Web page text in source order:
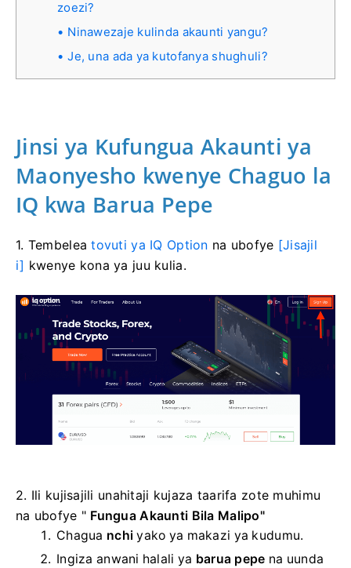
zoezi?
Ninawezaje kulinda akaunti yangu?
Je, una ada ya kutofanya shughuli?
Jinsi ya Kufungua Akaunti ya
Maonyesho kwenye Chaguo la
IQ kwa Barua Pepe
1. Tembeleatovuti ya IQ Option na ubofye [Jisajil
i] kwenye kona ya juu kulia.
2. Ili kujisajili unahitaji kujaza taarifa zote muhimu
na ubofye " Fungua Akaunti Bila Malipo"
Chagua nchi yako ya makazi ya kudumu.
Ingiza anwani halali ya barua pepe na uunda